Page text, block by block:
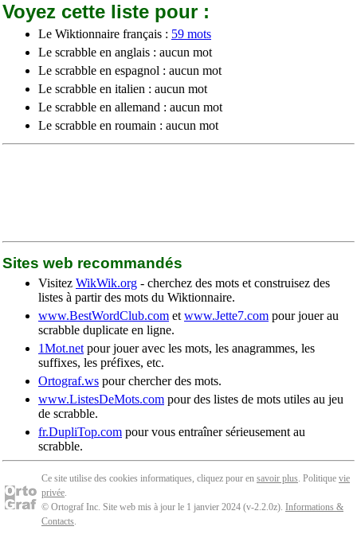
Voyez cette liste pour :
Le Wiktionnaire français : 59 mots
Le scrabble en anglais : aucun mot
Le scrabble en espagnol : aucun mot
Le scrabble en italien : aucun mot
Le scrabble en allemand : aucun mot
Le scrabble en roumain : aucun mot
Sites web recommandés
Visitez WikWik.org - cherchez des mots et construisez des
listes à partir des mots du Wiktionnaire.
www.BestWordClub.com et www.Jette7.com pour jouer au
scrabble duplicate en ligne.
1Mot.net pour jouer avec les mots, les anagrammes, les
suffixes, les préfixes, etc.
Ortograf.ws pour chercher des mots.
www.ListesDeMots.com pour des listes de mots utiles au jeu
de scrabble.
fr.DupliTop.com pour vous entraîner sérieusement au
scrabble.
Ce site utilise des cookies informatiques, cliquez pour en savoir plus. Politique vie
privée.
© Ortograf Inc. Site web mis à jour le 1 janvier 2024 (v-2.2.0z). Informations &
Contacts.